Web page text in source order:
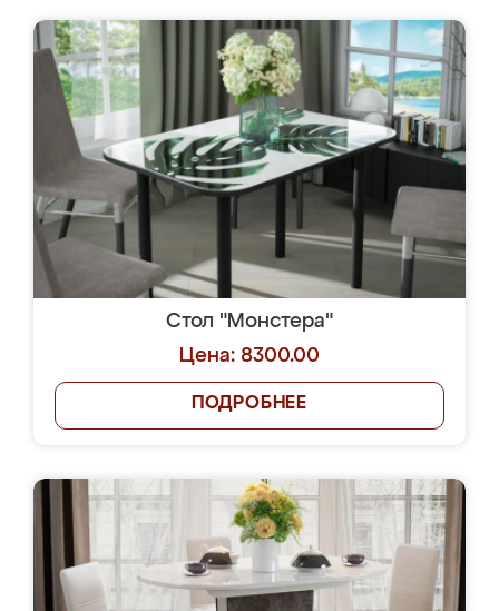
Стол "Монстера"
Цена: 8300.00
ПОДРОБНЕЕ